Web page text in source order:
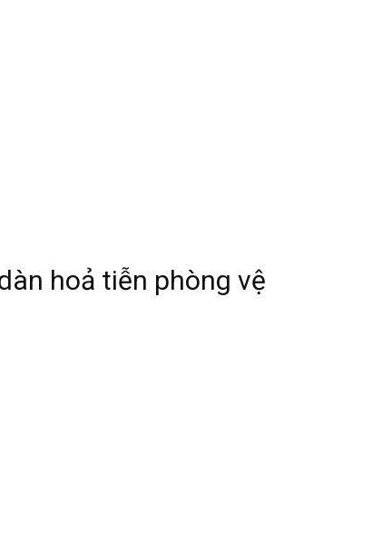
hoả tiễn phòng vệ